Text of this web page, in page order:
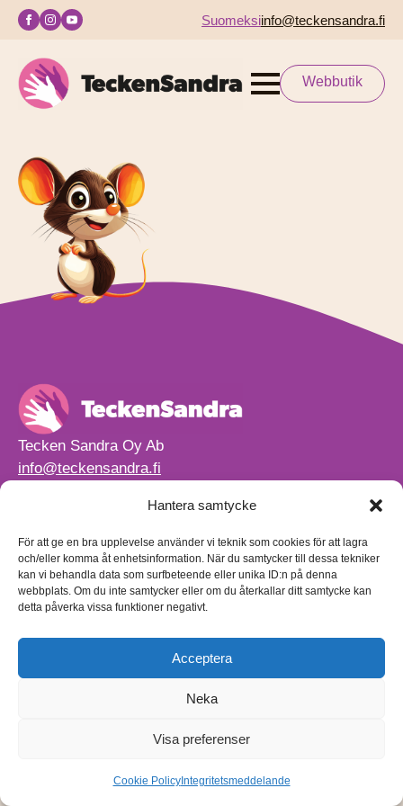
Hantera samtycke
För att ge en bra upplevelse använder vi teknik som cookies för att lagra
och/eller komma åt enhetsinformation. När du samtycker till dessa tekniker
kan vi behandla data som surfbeteende eller unika ID:n på denna
webbplats. Om du inte samtycker eller om du återkallar ditt samtycke kan
detta påverka vissa funktioner negativt.
Acceptera
Neka
Visa preferenser
Cookie PolicyIntegritetsmeddelande
Suomeksiinfo@teckensandra.fi
Webbutik
Tecken Sandra Oy Ab
info@teckensandra.fi
Vårt verksamhetsutrymme HÖRNAN ligger i Sibbo.
Torpvägen 9 B 13,
01150 Söderkulla
Beställnings- och leveransvillkor
Sekretesspolicy